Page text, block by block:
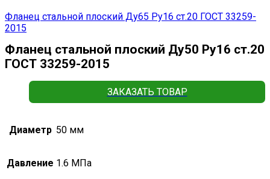
Фланец стальной плоский Ду65 Ру16 ст.20 ГОСТ 33259-
2015
Фланец стальной плоский Ду50 Ру16 ст.20
ГОСТ 33259-2015
ЗАКАЗАТЬ ТОВАР
Диаметр 50 мм
Давление 1.6 МПа